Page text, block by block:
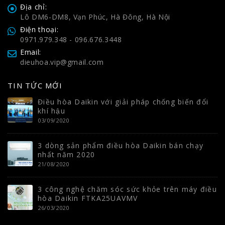
Địa chỉ:
Lô DM6-DM8, Vạn Phúc, Hà Đông, Hà Nội
Điện thoại:
0971.979.348 - 096.676.3448
Email:
dieuhoa.vip@gmail.com
TIN TỨC MỚI
Điều hòa Daikin với giải pháp chống biến đổi
khí hậu
03/09/2020
3 dòng sản phẩm điều hòa Daikin bán chạy
nhất năm 2020
21/08/2020
3 công nghệ chăm sóc sức khỏe trên máy điều
hòa Daikin FTKA25UAVMV
26/03/2020